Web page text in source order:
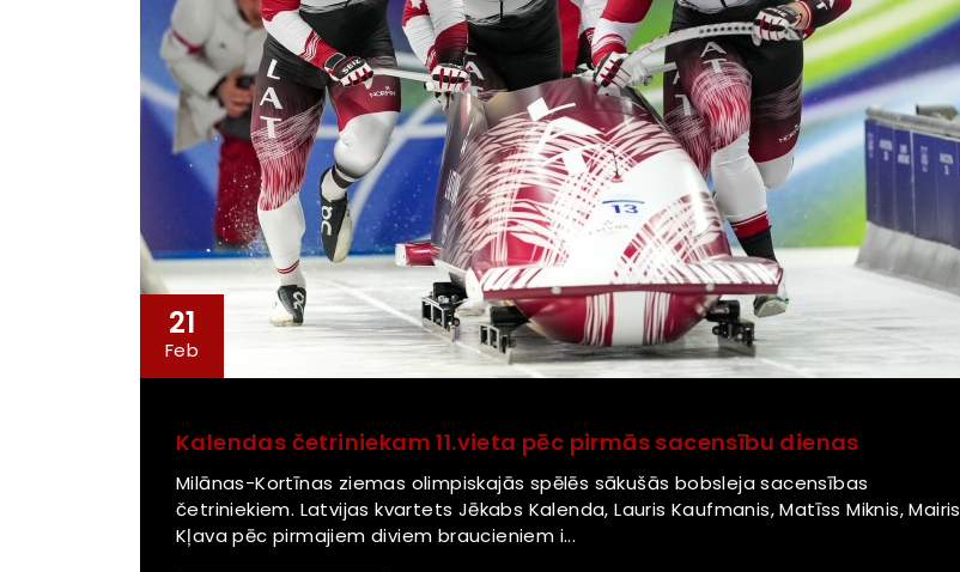
21
Feb
Kalendas četriniekam 11.vieta pēc pirmās sacensību dienas
Milānas-Kortīnas ziemas olimpiskajās spēlēs sākušās bobsleja sacensības
četriniekiem. Latvijas kvartets Jēkabs Kalenda, Lauris Kaufmanis, Matīss Miknis, Mairis
Kļava pēc pirmajiem diviem braucieniem i...